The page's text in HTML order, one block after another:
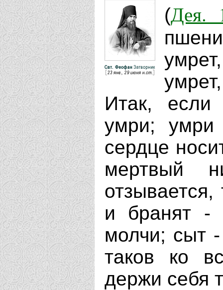
(Дея.
Итак,
умри; умри
сердце
мертвый
и бранят -
молчи; сыт
таков ко
держи себя